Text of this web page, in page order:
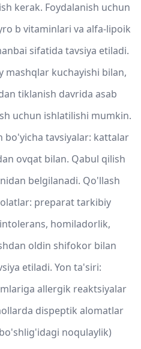
kerak. Foydalanish uchun
b vitaminlari va alfa-lipoik
sifatida tavsiya etiladi.
mashqlar kuchayishi bilan,
tiklanish davrida asab
uchun ishlatilishi mumkin.
bo'yicha tavsiyalar: kattalar
ovqat bilan. Qabul qilish
belgilanadi. Qo'llash
preparat tarkibiy
homiladorlik,
oldin shifokor bilan
etiladi. Yon ta'siri:
allergik reaktsiyalar
dispeptik alomatlar
noqulaylik)